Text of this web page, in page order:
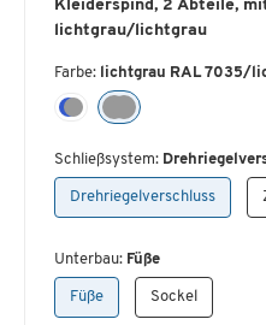
Kleiderspind, 2 Abteile,
lichtgrau/lichtgrau
Farbe: lichtgrau RAL 7035/
Schließsystem:
Drehriegelverschluss
Unterbau: Füße
Füße Sockel